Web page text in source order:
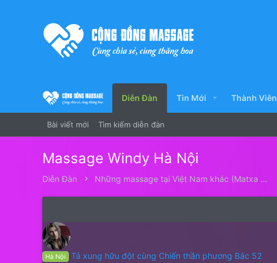
Diễn Đàn Tin Mới Thành Viên
Bài viết mới Tìm kiếm diễn đàn
Massage Windy Hà Nội
Diễn Đàn Những massage tại Việt Nam khác (Matxa Việt Nam)
Hà Nội Tả xung hữu đột cùng Chiến thần phương Bắc 52